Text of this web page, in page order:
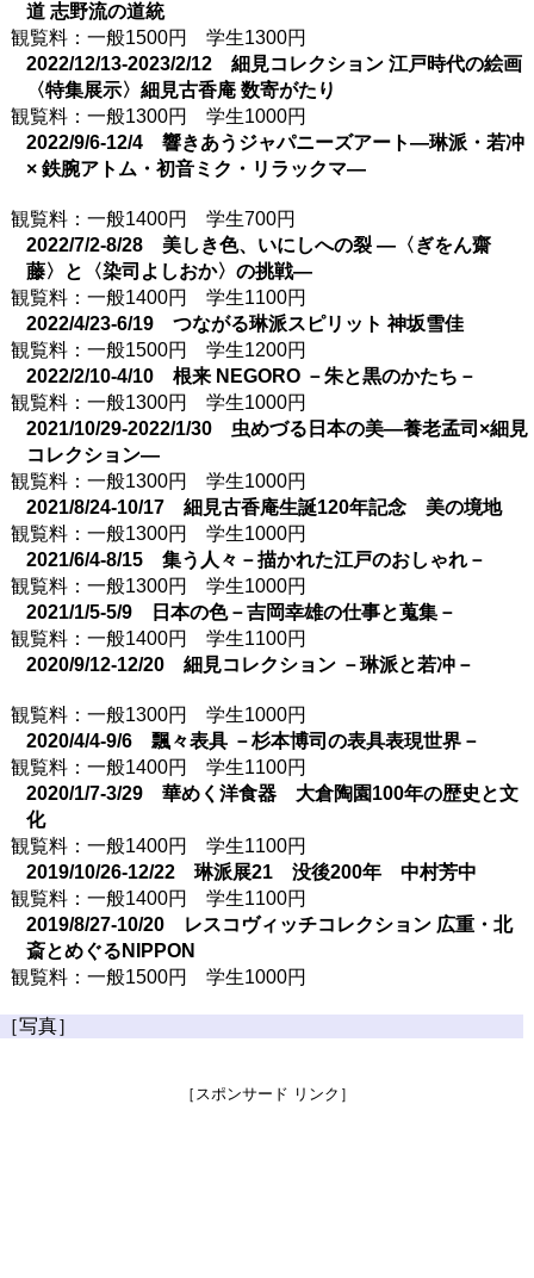
道 志野流の道統
観覧料：一般1500円 学生1300円
2022/12/13-2023/2/12 細見コレクション 江戸時代の絵画
〈特集展示〉細見古香庵 数寄がたり
観覧料：一般1300円 学生1000円
2022/9/6-12/4 響きあうジャパニーズアート―琳派・若冲
× 鉄腕アトム・初音ミク・リラックマ―
観覧料：一般1400円 学生700円
2022/7/2-8/28 美しき色、いにしへの裂 ―〈ぎをん齋
藤〉と〈染司よしおか〉の挑戦―
観覧料：一般1400円 学生1100円
2022/4/23-6/19 つながる琳派スピリット 神坂雪佳
観覧料：一般1500円 学生1200円
2022/2/10-4/10 根来 NEGORO －朱と黒のかたち－
観覧料：一般1300円 学生1000円
2021/10/29-2022/1/30 虫めづる日本の美―養老孟司×細見
コレクション―
観覧料：一般1300円 学生1000円
2021/8/24-10/17 細見古香庵生誕120年記念 美の境地
観覧料：一般1300円 学生1000円
2021/6/4-8/15 集う人々－描かれた江戸のおしゃれ－
観覧料：一般1300円 学生1000円
2021/1/5-5/9 日本の色－吉岡幸雄の仕事と蒐集－
観覧料：一般1400円 学生1100円
2020/9/12-12/20 細見コレクション －琳派と若冲－
観覧料：一般1300円 学生1000円
2020/4/4-9/6 飄々表具 －杉本博司の表具表現世界－
観覧料：一般1400円 学生1100円
2020/1/7-3/29 華めく洋食器 大倉陶園100年の歴史と文
化
観覧料：一般1400円 学生1100円
2019/10/26-12/22 琳派展21 没後200年 中村芳中
観覧料：一般1400円 学生1100円
2019/8/27-10/20 レスコヴィッチコレクション 広重・北
斎とめぐるNIPPON
観覧料：一般1500円 学生1000円
［写真］
［スポンサード リンク］